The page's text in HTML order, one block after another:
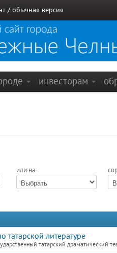
/ обычная версия
инвесторам
или на:
татарской литературе
татарский драматический